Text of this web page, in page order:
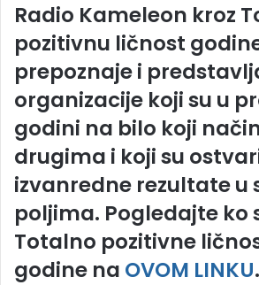
Radio Kameleon kroz
pozitivnu ličnost
prepoznaje i
organizacije koji su u
godini na bilo koji
drugima i koji su
izvanredne rezultate u
poljima. Pogledajte ko
Totalno pozitivne
godine na OVOM LINKU.